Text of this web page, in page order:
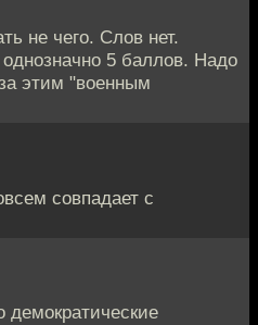
не чего. Слов нет.
5 баллов. Надо
этим "военным
совпадает с
демократические